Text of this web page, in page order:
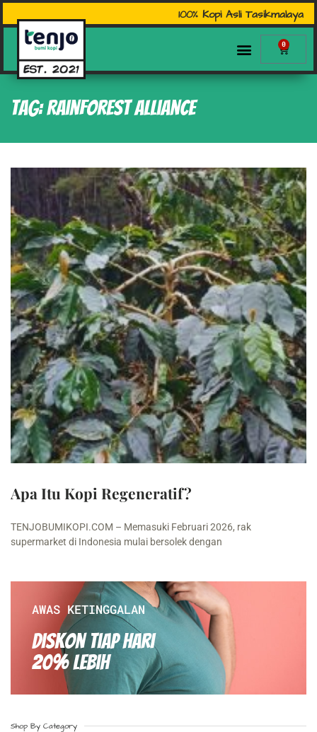
100% Kopi Asli Tasikmalaya
0
Tag: Rainforest Alliance
Apa Itu Kopi Regeneratif?
TENJOBUMIKOPI.COM – Memasuki Februari 2026, rak
supermarket di Indonesia mulai bersolek dengan
AWAS KETINGGALAN
Diskon Tiap hari
20% Lebih
Shop By Category